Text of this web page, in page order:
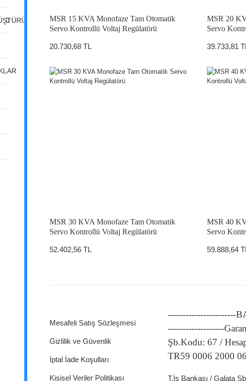
- REGÜLATÖRLER
MSR 15 KVA Monofaze Tam Otomatik
Servo Kontrollü Voltaj Regülatörü
20.730,68 TL
MSR 20
Servo
39.733,81
MSR 30 KVA Monofaze Tam Otomatik
Servo Kontrollü Voltaj Regülatörü
52.402,56 TL
MSR 40
Servo
59.888,64
Mesafeli Satış Sözleşmesi
Gizlilik ve Güvenlik
İptal İade Koşulları
Kişisel Veriler Politikası
-----------------------
-------------------
Şb.Kodu: 67 /
TR59 0006 2000
T.İş Bankası / Galata